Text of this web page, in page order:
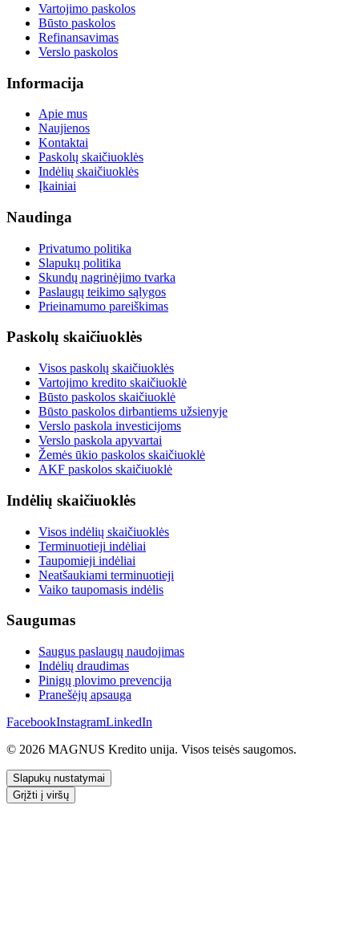
Vartojimo paskolos
Būsto paskolos
Refinansavimas
Verslo paskolos
Informacija
Apie mus
Naujienos
Kontaktai
Paskolų skaičiuoklės
Indėlių skaičiuoklės
Įkainiai
Naudinga
Privatumo politika
Slapukų politika
Skundų nagrinėjimo tvarka
Paslaugų teikimo sąlygos
Prieinamumo pareiškimas
Paskolų skaičiuoklės
Visos paskolų skaičiuoklės
Vartojimo kredito skaičiuoklė
Būsto paskolos skaičiuoklė
Būsto paskolos dirbantiems užsienyje
Verslo paskola investicijoms
Verslo paskola apyvartai
Žemės ūkio paskolos skaičiuoklė
AKF paskolos skaičiuoklė
Indėlių skaičiuoklės
Visos indėlių skaičiuoklės
Terminuotieji indėliai
Taupomieji indėliai
Neatšaukiami terminuotieji
Vaiko taupomasis indėlis
Saugumas
Saugus paslaugų naudojimas
Indėlių draudimas
Pinigų plovimo prevencija
Pranešėjų apsauga
FacebookInstagramLinkedIn
© 2026 MAGNUS Kredito unija. Visos teisės saugomos.
Slapukų nustatymai
Grįžti į viršų